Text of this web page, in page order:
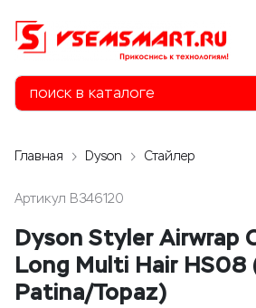
Главная Dyson Стайлер
Артикул B346120
Dyson Styler Airwrap
Long Multi Hair HS08
Patina/Topaz)